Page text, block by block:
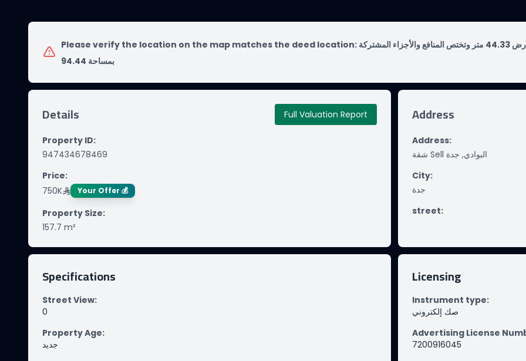
Please verify the location on the map matches the deed location: حي البوادى بمدينة جدة مساحة الوحدة من الأرض 44.33 متر وتختص المنافع والأجزاء المشتركة
بمساحة 94.44
Details Full Valuation Report
Property ID:
947434678469
Price:
750K
Your Offer 💰
Property Size:
157.7 m²
Address
Address:
شقة Sell البوادي, جدة
City:
جدة
street:
Specifications
Street View:
0
Property Age:
جديد
Licensing
Instrument type:
صك إلكتروني
Advertising License
7200916045